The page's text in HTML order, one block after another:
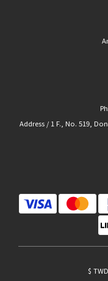
Address / 1 F., No. 519,
$ TWD